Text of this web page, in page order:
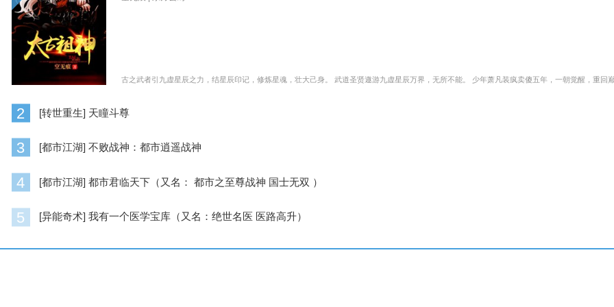
古之武者引九虚星辰之力，结星辰印记，修炼星魂，壮大己身。 武道圣贤遨游九虚星辰万界，无所不能。 少年萧凡装疯卖傻五年，一朝觉醒，重回
2 [转世重生] 天瞳斗尊
3 [都市江湖] 不败战神：都市逍遥战神
4 [都市江湖] 都市君临天下（又名： 都市之至尊战神 国士无双 ）
5 [异能奇术] 我有一个医学宝库（又名：绝世名医 医路高升）